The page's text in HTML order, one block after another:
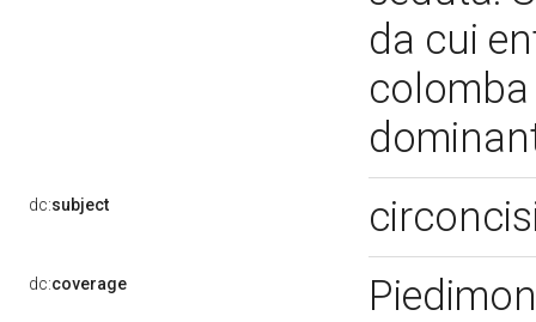
da cui
colomba
dc:subject
dc:coverage